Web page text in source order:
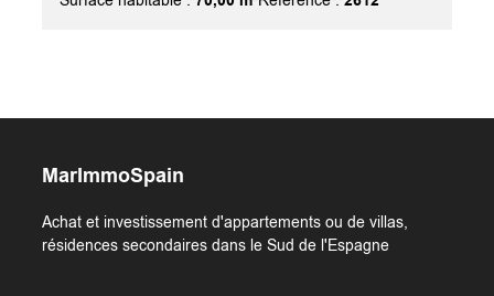
MarImmoSpain
Achat et investissement d'appartements ou de villas,
résidences secondaires dans le Sud de l'Espagne